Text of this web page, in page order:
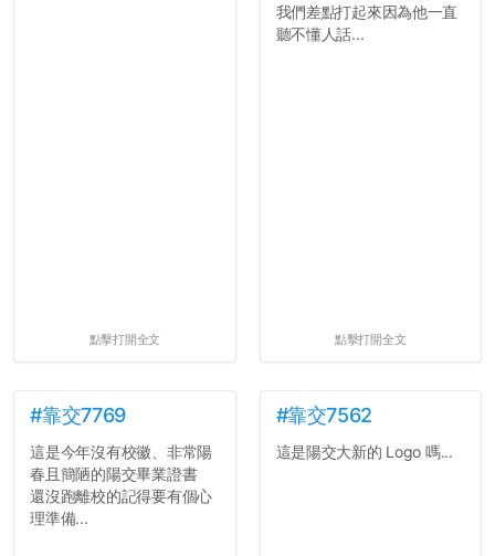
點擊打開全文
我們差點打起來因為他一直
聽不懂人話...
點擊打開全文
#靠交7769
這是今年沒有校徽、非常陽
春且簡陋的陽交畢業證書
還沒跑離校的記得要有個心
理準備...
#靠交7562
這是陽交大新的 Logo 嗎...